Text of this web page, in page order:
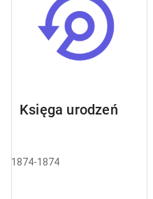
Księga urodzeń
1874-1874